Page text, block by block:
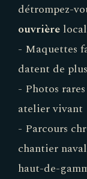
détrompez-
ouvrière
- Maquettes
datent de
- Photos
atelier vivant
- Parcours
chantier
haut-de-